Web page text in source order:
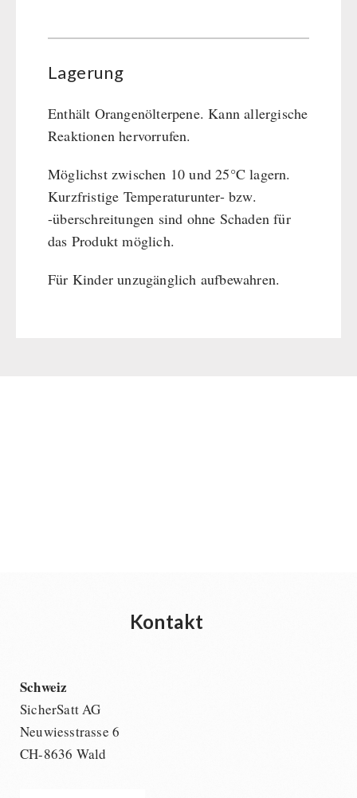
Lagerung
Enthält Orangenölterpene. Kann allergische
Reaktionen hervorrufen.
Möglichst zwischen 10 und 25°C lagern.
Kurzfristige Temperaturunter- bzw.
-überschreitungen sind ohne Schaden für
das Produkt möglich.
Für Kinder unzugänglich aufbewahren.
Kontakt
Schweiz
SicherSatt AG
Neuwiesstrasse 6
CH-8636 Wald